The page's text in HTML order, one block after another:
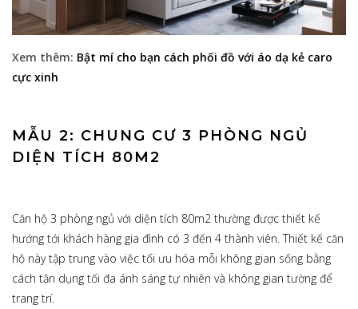
Xem thêm: Bật mí cho bạn cách phối đồ với áo dạ kẻ caro
cực xinh
MẪU 2: CHUNG CƯ 3 PHÒNG NGỦ
DIỆN TÍCH 80M2
Căn hộ 3 phòng ngủ với diện tích 80m2 thường được thiết kế
hướng tới khách hàng gia đình có 3 đến 4 thành viên. Thiết kế căn
hộ này tập trung vào việc tối ưu hóa mỗi không gian sống bằng
cách tận dụng tối đa ánh sáng tự nhiên và không gian tường để
trang trí.